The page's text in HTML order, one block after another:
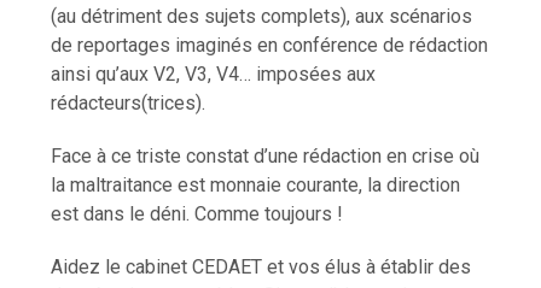
(au détriment des sujets complets), aux scénarios
de reportages imaginés en conférence de rédaction
ainsi qu’aux V2, V3, V4… imposées aux
rédacteurs(trices).
Face à ce triste constat d’une rédaction en crise où
la maltraitance est monnaie courante, la direction
est dans le déni. Comme toujours !
Aidez le cabinet CEDAET et vos élus à établir des